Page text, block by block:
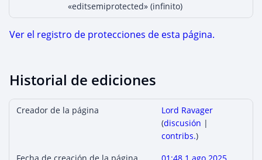
«editsemiprotected» (infinito)
Ver el registro de protecciones de esta página.
Historial de ediciones
Creador de la página
Lord Ravager
(discusión |
contribs.)